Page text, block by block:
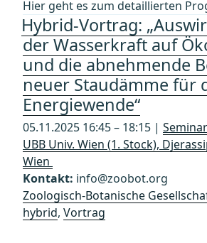
Hier geht es zum detaillierten
Hybrid-Vortrag:
der Wasserkraft auf
und die abnehmende
neuer Staudämme für
Energiewende“
05.11.2025 16:45 – 18:15 |
UBB Univ. Wien (1. Stock),
Wien
Kontakt: info@zoobot.org
Zoologisch-Botanische
hybrid, Vortrag